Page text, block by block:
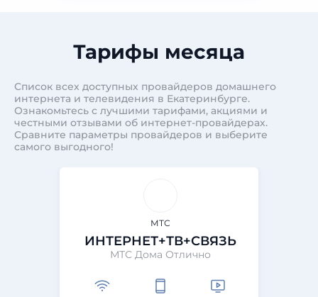
Тарифы месяца
Список всех доступных провайдеров домашнего
интернета и телевидения в Екатеринбурге.
Ознакомьтесь с лучшими тарифами, акциями и
честными отзывами об интернет-провайдерах.
Сравните параметры провайдеров и выберите
самого выгодного!
МТС
ИНТЕРНЕТ+ТВ+СВЯЗЬ
МТС Дома Отлично